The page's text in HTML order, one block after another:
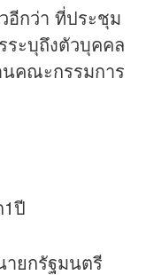
อีกว่า ที่ประชุม
ะบุถึงตัวบุคคล
คณะกรรมการ
ปี
ยกรัฐมนตรี